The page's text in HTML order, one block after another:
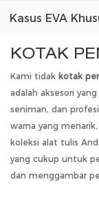
Kasus EVA
KOTAK
Kami tidak kotak
adalah aksesori
seniman, dan
warna yang
koleksi alat tulis
yang cukup untuk
dan menggambar